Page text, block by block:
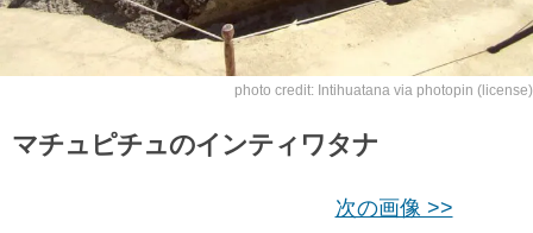
photo credit: Intihuatana via photopin (license)
マチュピチュのインティワタナ
次の画像 >>